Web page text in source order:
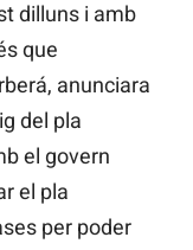
dilluns i amb
que
anunciara
del pla
el govern
el pla
per poder